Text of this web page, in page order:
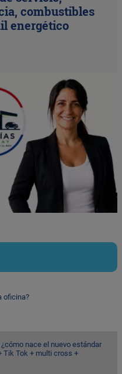
combustibles
energético
oficina?
nace el nuevo estándar
Tik Tok + multi cross +